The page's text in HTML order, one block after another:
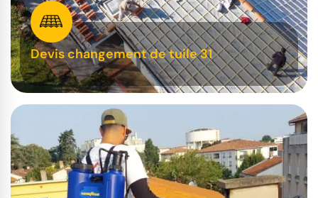
Devis changement de tuile 31